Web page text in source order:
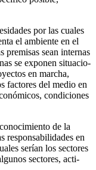
por las cuales
el ambiente en el
premisas sean internas
se exponen situacio­
en marcha,
factores del medio en
condicio­nes
de la
responsabilidades en
serían los sectores
sectores, acti­